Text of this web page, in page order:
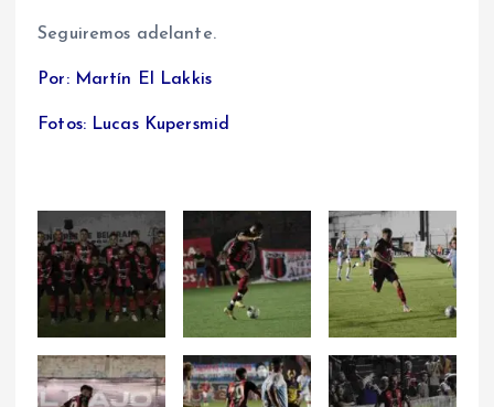
Seguiremos adelante.
Por: Martín El Lakkis
Fotos: Lucas Kupersmid